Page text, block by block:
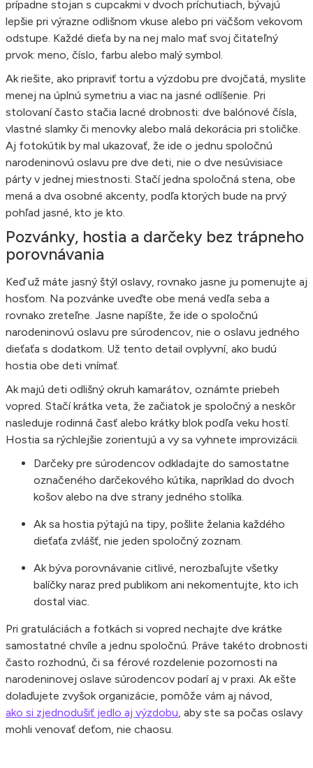
prípadne stojan s cupcakmi v dvoch príchutiach, bývajú
lepšie pri výrazne odlišnom vkuse alebo pri väčšom vekovom
odstupe. Každé dieťa by na nej malo mať svoj čitateľný
prvok: meno, číslo, farbu alebo malý symbol.
Ak riešite, ako pripraviť tortu a výzdobu pre dvojčatá, myslite
menej na úplnú symetriu a viac na jasné odlíšenie. Pri
stolovaní často stačia lacné drobnosti: dve balónové čísla,
vlastné slamky či menovky alebo malá dekorácia pri stoličke.
Aj fotokútik by mal ukazovať, že ide o jednu spoločnú
narodeninovú oslavu pre dve deti, nie o dve nesúvisiace
párty v jednej miestnosti. Stačí jedna spoločná stena, obe
mená a dva osobné akcenty, podľa ktorých bude na prvý
pohľad jasné, kto je kto.
Pozvánky, hostia a darčeky bez trápneho
porovnávania
Keď už máte jasný štýl oslavy, rovnako jasne ju pomenujte aj
hosťom. Na pozvánke uveďte obe mená vedľa seba a
rovnako zreteľne. Jasne napíšte, že ide o spoločnú
narodeninovú oslavu pre súrodencov, nie o oslavu jedného
dieťaťa s dodatkom. Už tento detail ovplyvní, ako budú
hostia obe deti vnímať.
Ak majú deti odlišný okruh kamarátov, oznámte priebeh
vopred. Stačí krátka veta, že začiatok je spoločný a neskôr
nasleduje rodinná časť alebo krátky blok podľa veku hostí.
Hostia sa rýchlejšie zorientujú a vy sa vyhnete improvizácii.
Darčeky pre súrodencov odkladajte do samostatne
označeného darčekového kútika, napríklad do dvoch
košov alebo na dve strany jedného stolíka.
Ak sa hostia pýtajú na tipy, pošlite želania každého
dieťaťa zvlášť, nie jeden spoločný zoznam.
Ak býva porovnávanie citlivé, nerozbaľujte všetky
balíčky naraz pred publikom ani nekomentujte, kto ich
dostal viac.
Pri gratuláciách a fotkách si vopred nechajte dve krátke
samostatné chvíle a jednu spoločnú. Práve takéto drobnosti
často rozhodnú, či sa férové rozdelenie pozornosti na
narodeninovej oslave súrodencov podarí aj v praxi. Ak ešte
dolaďujete zvyšok organizácie, pomôže vám aj návod,
ako si zjednodušiť jedlo aj výzdobu , aby ste sa počas oslavy
mohli venovať deťom, nie chaosu.